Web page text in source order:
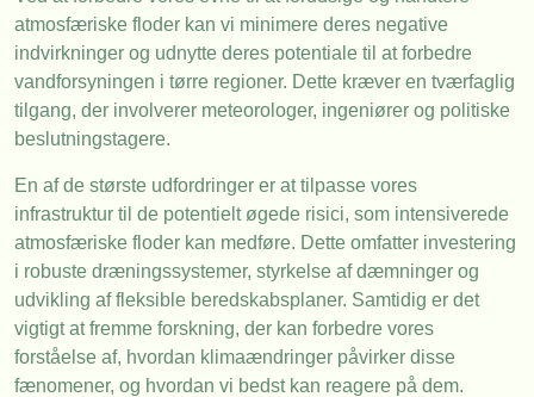
atmosfæriske floder kan vi minimere deres negative
indvirkninger og udnytte deres potentiale til at forbedre
vandforsyningen i tørre regioner. Dette kræver en tværfaglig
tilgang, der involverer meteorologer, ingeniører og politiske
beslutningstagere.
En af de største udfordringer er at tilpasse vores
infrastruktur til de potentielt øgede risici, som intensiverede
atmosfæriske floder kan medføre. Dette omfatter investering
i robuste dræningssystemer, styrkelse af dæmninger og
udvikling af fleksible beredskabsplaner. Samtidig er det
vigtigt at fremme forskning, der kan forbedre vores
forståelse af, hvordan klimaændringer påvirker disse
fænomener, og hvordan vi bedst kan reagere på dem.